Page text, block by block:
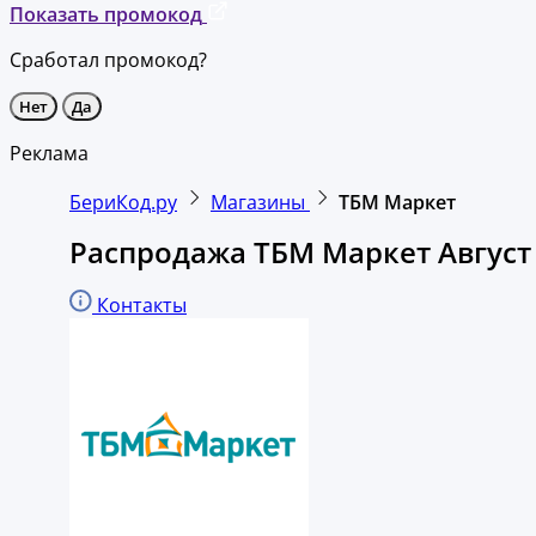
Показать промокод
Сработал промокод?
Нет Да
Реклама
БериКод.ру
Магазины ТБМ Маркет
Распродажа ТБМ Маркет
Контакты